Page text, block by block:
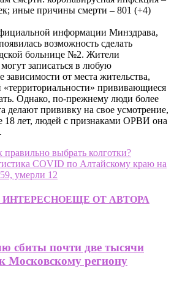
иные причины смерти – 801 (+4)
информации Минздрава,
возможность сделать
больнице №2. Жители
записаться в любую
зависимости от места жительства,
«территориальности» прививающиеся
Однако, по-прежнему люди более
делают прививку на свое усмотрение,
18 лет, людей с признаками ОРВИ она
правильно выбрать колготки?
COVID по Алтайскому краю на
умерли 12
ЕЩЕ ОТ АВТОРА
сбиты почти две тысячи
региону